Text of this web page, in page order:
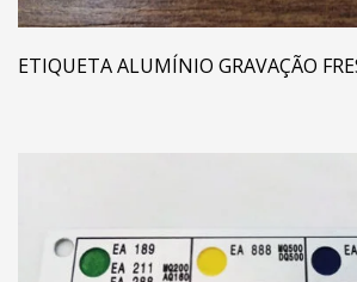
ETIQUETA ALUMÍNIO GRAVAÇÃO